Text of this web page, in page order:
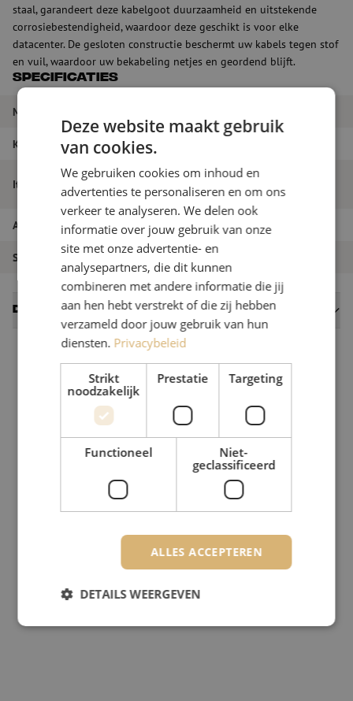
staal, garandeert deze kabelgoot duurzaamheid en uitstekende
corrosiebestendigheid, waardoor deze geschikt is voor elke
datacenter. De gesloten constructie beschermt uw kabels tegen stof
en vuil, waardoor uw bekabeling netjes en geordend blijft.
Specificaties
Merk
Kleur Geel
Itemnaam
FS Rechtstuk 100 H=60 L=3m, RAL1023,
Wibe
Artikelnummer M00002057
Soort product Glasvezel goten
Datasheets
Deze website maakt gebruik
van cookies.
We gebruiken cookies om inhoud en
advertenties te personaliseren en om ons
verkeer te analyseren. We delen ook
informatie over jouw gebruik van onze
site met onze advertentie- en
analysepartners, die dit kunnen
combineren met andere informatie die jij
aan hen hebt verstrekt of die zij hebben
verzameld door jouw gebruik van hun
diensten. Privacybeleid
Strikt
noodzakelijk
Prestatie Targeting
Functioneel
Niet-
geclassificeerd
ALLES ACCEPTEREN
DETAILS WEERGEVEN